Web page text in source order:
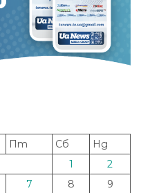
Пт Сб
Нд
1
2
7 8
9